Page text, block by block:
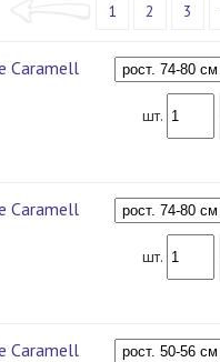
1 2 3
Caramell
шт.
Caramell
шт.
Caramell